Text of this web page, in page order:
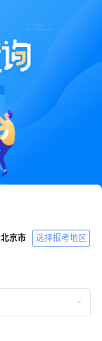
北京市 选择报考地区